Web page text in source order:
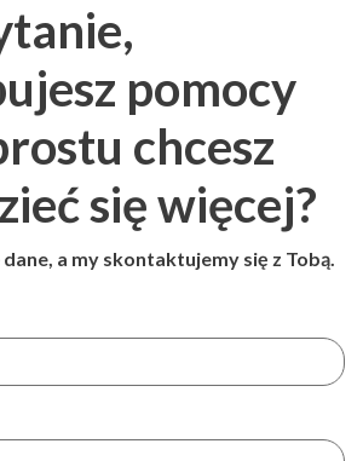
pomocy
chcesz
się więcej?
a my skontaktujemy się z Tobą.